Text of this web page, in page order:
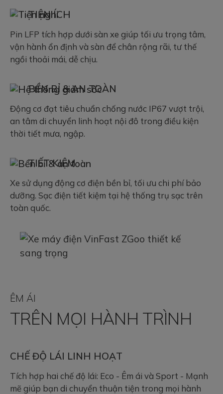
TIỆN ÍCH
Pin LFP tích hợp dưới sàn xe giúp tối ưu trọng tâm,
vận hành ổn định và sàn để chân rộng rãi, tư thế
ngồi thoải mái, dễ chịu.
BỀN BỈ & AN TOÀN
Động cơ đạt tiêu chuẩn chống nước IP67 vượt trội,
an tâm di chuyển linh hoạt nội đô trong điều kiện
thời tiết mưa, ngập.
TIẾT KIỆM
Xe sử dụng động cơ điện bền bỉ, tối ưu chi phí bảo
dưỡng. Sạc điện tiết kiệm tại hệ thống trụ sạc trên
toàn quốc.
ÊM ÁI
TRÊN MỌI HÀNH TRÌNH
CHẾ ĐỘ LÁI LINH HOẠT
Tích hợp hai chế độ lái: Eco - Êm ái và Sport - Mạnh
mẽ giúp bạn di chuyển thuận tiện trong mọi hành